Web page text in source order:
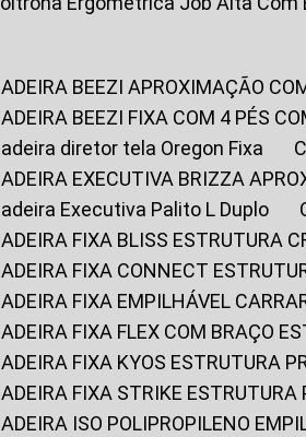
CADEIRA BEEZI APROXIMAÇÃO
CADEIRA BEEZI FIXA COM 4 PÉS
Cadeira diretor tela Oregon Fixa
CADEIRA EXECUTIVA BRIZZA
Cadeira Executiva Palito L Duplo
CADEIRA FIXA BLISS ESTRUTURA
CADEIRA FIXA CONNECT
CADEIRA FIXA EMPILHÁVEL
CADEIRA FIXA FLEX COM BRAÇO
CADEIRA FIXA KYOS ESTRUTURA
CADEIRA FIXA STRIKE ESTRUTURA
CADEIRA ISO POLIPROPILENO